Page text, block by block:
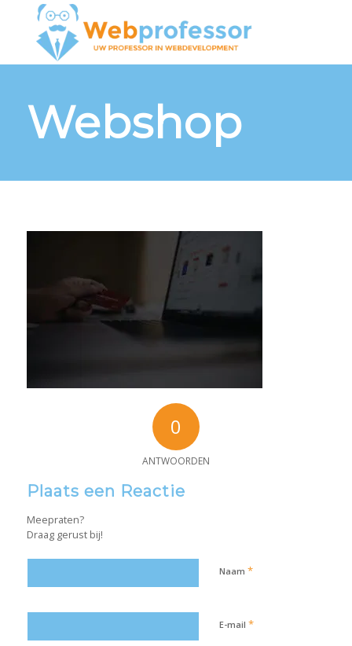
Webshop
0
ANTWOORDEN
Plaats een Reactie
Meepraten?
Draag gerust bij!
Naam *
E-mail *